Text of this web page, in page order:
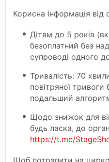
Корисна інформація від
Дітям до 5 років
безоплатний без
супроводі одного
Тривалість: 70
повітряної
подальший
Щодо знижок для
будь ласка, до
https://t.me/
Щоб потрапити на